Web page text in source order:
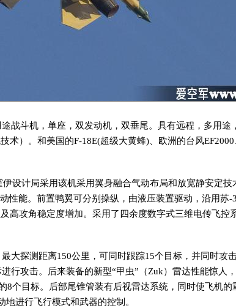
战斗机，单座，双发动机，双垂尾。具有远程，多用途
术）。和美国的F-18E(超级大黄蜂)、欧洲的台风
设计局采用该机采用翼身融合气动布局和放宽静安定技
性能。前置鸭翼可分别操纵，由液压装置驱动，沿用苏-
高攻角稳定度增加。采用了四余度数字式三维电传飞控
大探测距离150公里，可同时跟踪15个目标，并同时攻
行攻击。后来装备的新型“甲虫”（Zuk）雷达性能惊人
8个目标。后部尾锥管装有后视雷达系统，同时使飞机的
进行飞行模式和武器的控制。